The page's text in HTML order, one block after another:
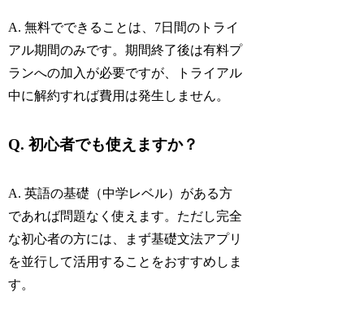
A. 無料でできることは、7日間のトライ
アル期間のみです。期間終了後は有料プ
ランへの加入が必要ですが、トライアル
中に解約すれば費用は発生しません。
Q. 初心者でも使えますか？
A. 英語の基礎（中学レベル）がある方
であれば問題なく使えます。ただし完全
な初心者の方には、まず基礎文法アプリ
を並行して活用することをおすすめしま
す。